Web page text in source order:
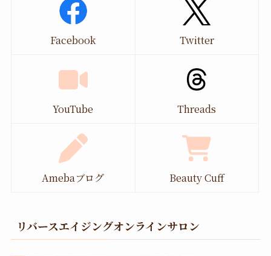
Facebook Twitter
YouTube Threads
Amebaブログ Beauty Cuff
リバースエイジングオンラインサロン